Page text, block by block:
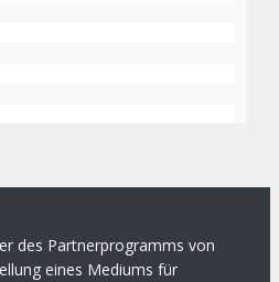
des Partnerprogramms von
eines Mediums für